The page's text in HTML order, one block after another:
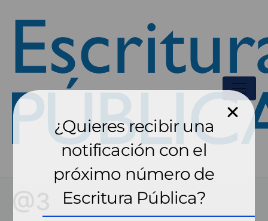
¿Quieres recibir una
notificación con el
próximo número de
Escritura Pública?